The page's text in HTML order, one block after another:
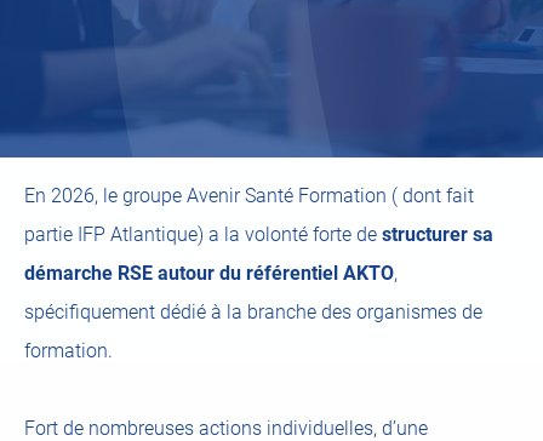
En 2026, le groupe Avenir Santé Formation ( dont fait
partie IFP Atlantique) a la volonté forte de structurer sa
démarche RSE autour du référentiel AKTO,
spécifiquement dédié à la branche des organismes de
formation.
Fort de nombreuses actions individuelles, d’une